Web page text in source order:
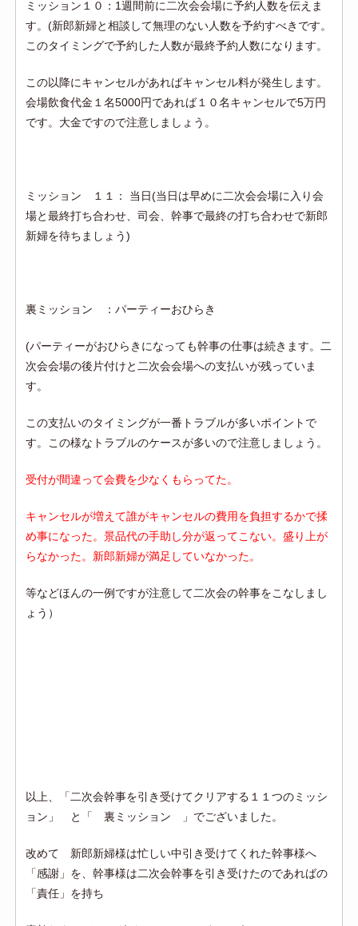
ミッション１０：1週間前に二次会会場に予約人数を伝えま
す。(新郎新婦と相談して無理のない人数を予約すべきです。
このタイミングで予約した人数が最終予約人数になります。
この以降にキャンセルがあればキャンセル料が発生します。
会場飲食代金１名5000円であれば１０名キャンセルで5万円
です。大金ですので注意しましょう。
ミッション １１： 当日(当日は早めに二次会会場に入り会
場と最終打ち合わせ、司会、幹事で最終の打ち合わせで新郎
新婦を待ちましょう)
裏ミッション ：パーティーおひらき
(パーティーがおひらきになっても幹事の仕事は続きます。二
次会会場の後片付けと二次会会場への支払いが残っていま
す。
この支払いのタイミングが一番トラブルが多いポイントで
す。この様なトラブルのケースが多いので注意しましょう。
受付が間違って会費を少なくもらってた。
キャンセルが増えて誰がキャンセルの費用を負担するかで揉
め事になった。景品代の手助し分が返ってこない。盛り上が
らなかった。新郎新婦が満足していなかった。
等などほんの一例ですが注意して二次会の幹事をこなしまし
ょう）
以上、「二次会幹事を引き受けてクリアする１１つのミッシ
ョン」 と「 裏ミッション 」でございました。
改めて 新郎新婦様は忙しい中引き受けてくれた幹事様へ
「感謝」を、幹事様は二次会幹事を引き受けたのであればの
「責任」を持ち